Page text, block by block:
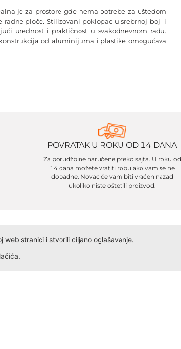
je za prostore gde nema potrebe za uštedom
radne ploče. Stilizovani poklopac u srebrnoj boji i
urednost i praktičnost u svakodnevnom radu.
od aluminijuma i plastike omogućava
POVRATAK U ROKU OD 14 DANA
Za porudžbine naručene preko sajta. U roku od
14 dana možete vratiti robu ako vam se ne
dopadne. Novac će vam biti vraćen nazad
ukoliko niste oštetili proizvod.
web stranici i stvorili ciljano oglašavanje.
.